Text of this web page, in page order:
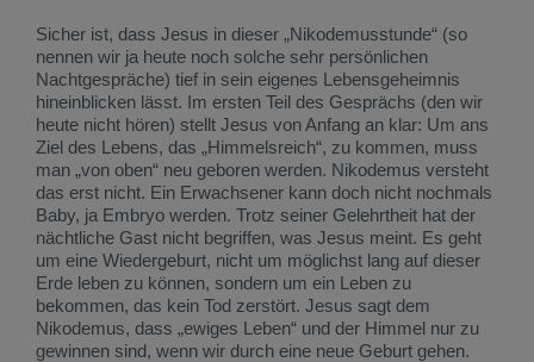
Sicher ist, dass Jesus in dieser „Nikodemusstunde“ (so
nennen wir ja heute noch solche sehr persönlichen
Nachtgespräche) tief in sein eigenes Lebensgeheimnis
hineinblicken lässt. Im ersten Teil des Gesprächs (den wir
heute nicht hören) stellt Jesus von Anfang an klar: Um ans
Ziel des Lebens, das „Himmelsreich“, zu kommen, muss
man „von oben“ neu geboren werden. Nikodemus versteht
das erst nicht. Ein Erwachsener kann doch nicht nochmals
Baby, ja Embryo werden. Trotz seiner Gelehrtheit hat der
nächtliche Gast nicht begriffen, was Jesus meint. Es geht
um eine Wiedergeburt, nicht um möglichst lang auf dieser
Erde leben zu können, sondern um ein Leben zu
bekommen, das kein Tod zerstört. Jesus sagt dem
Nikodemus, dass „ewiges Leben“ und der Himmel nur zu
gewinnen sind, wenn wir durch eine neue Geburt gehen.